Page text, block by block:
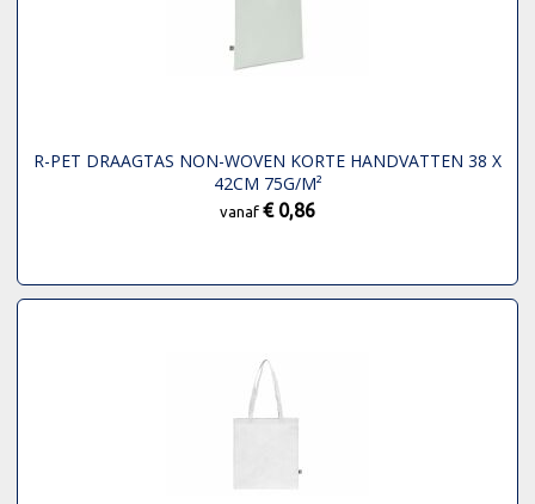
R-PET DRAAGTAS NON-WOVEN KORTE HANDVATTEN 38 X
42CM 75G/M²
vanaf € 0,86